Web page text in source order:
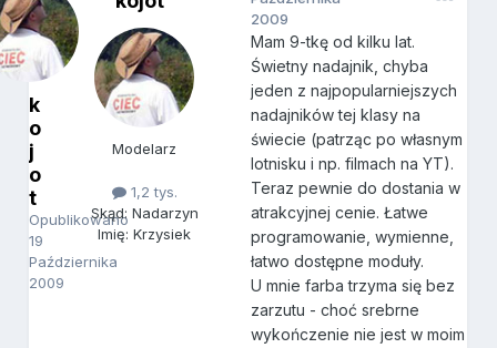
k
o
j
o
t
Opublikowano
19
Października
2009
Modelarz
1,2 tys.
Skąd: Nadarzyn
Imię: Krzysiek
2009
Mam 9-tkę od kilku lat.
Świetny nadajnik, chyba
jeden z najpopularniejszych
nadajników tej klasy na
świecie (patrząc po własnym
lotnisku i np. filmach na YT).
Teraz pewnie do dostania w
atrakcyjnej cenie. Łatwe
programowanie, wymienne,
łatwo dostępne moduły.
U mnie farba trzyma się bez
zarzutu - choć srebrne
wykończenie nie jest w moim